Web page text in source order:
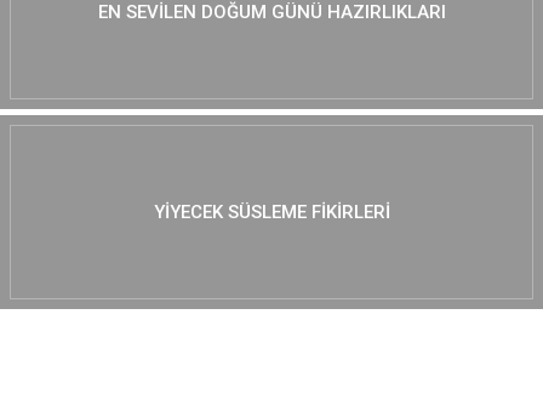
EN SEVILEN DOĞUM GÜNÜ HAZIRLIKLARI
YIYECEK SÜSLEME FIKIRLERI